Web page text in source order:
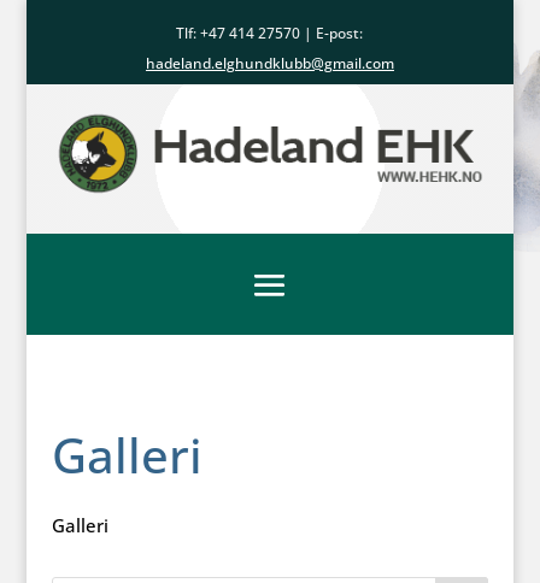
Tlf: +47414 27570 | E-post:
hadeland.elghundklubb@gmail.com
Galleri
Galleri